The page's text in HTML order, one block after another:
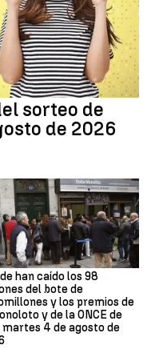
sorteo de
de 2026
han caído los 98
del bote de
y los premios de
y de la ONCE de
martes 4 de agosto de